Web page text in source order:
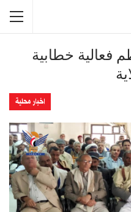
فعالية خطابية
اخبار محلية